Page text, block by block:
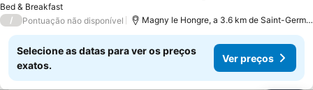
Bed & Breakfast
/ Pontuação não disponível Magny le Hongre, a 3.6 km de Saint-Germain-sur-Morin
Selecione as datas para ver os preços
exatos.
Ver preços